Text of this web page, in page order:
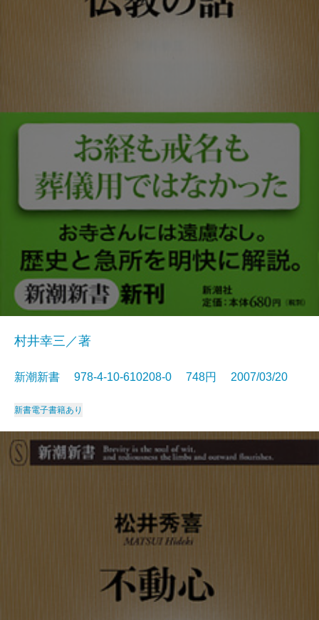
村井幸三／著
新潮新書 978-4-10-610208-0 748円 2007/03/20
新書電子書籍あり